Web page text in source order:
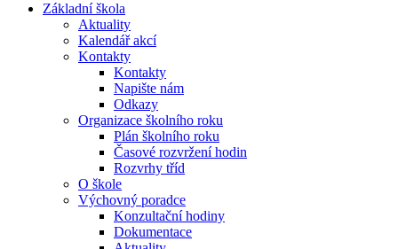
Základní škola
Aktuality
Kalendář akcí
Kontakty
Kontakty
Napište nám
Odkazy
Organizace školního roku
Plán školního roku
Časové rozvržení hodin
Rozvrhy tříd
O škole
Výchovný poradce
Konzultační hodiny
Dokumentace